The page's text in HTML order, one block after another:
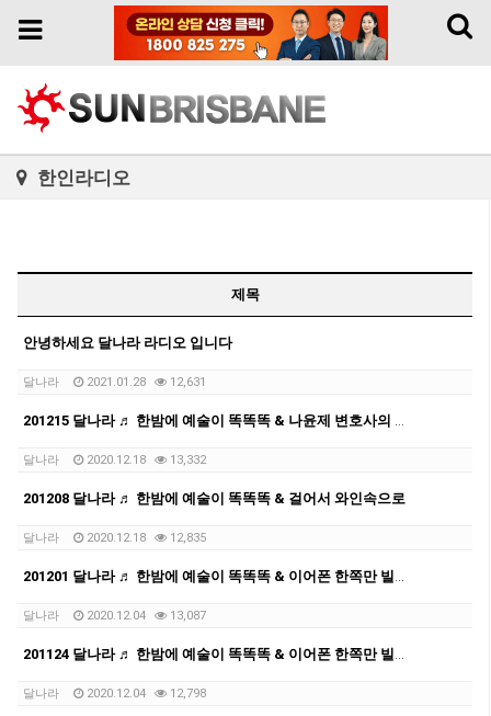
Toggle
Toggle
한인라디오
제목
안녕하세요 달나라 라디오 입니다
달나라 2021.01.28 12,631
201215 달나라 ♬ 한밤에 예술이 똑똑똑 & 나윤제 변호사의 밝은세상
달나라 2020.12.18 13,332
201208 달나라 ♬ 한밤에 예술이 똑똑똑 & 걸어서 와인속으로
달나라 2020.12.18 12,835
201201 달나라 ♬ 한밤에 예술이 똑똑똑 & 이어폰 한쪽만 빌려줄래?
달나라 2020.12.04 13,087
201124 달나라 ♬ 한밤에 예술이 똑똑똑 & 이어폰 한쪽만 빌려줄래?
달나라 2020.12.04 12,798